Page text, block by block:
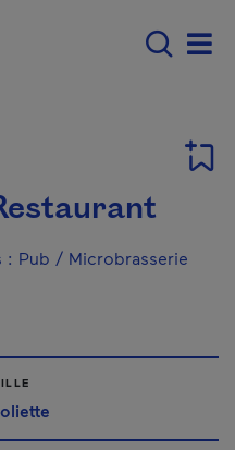
navigation -
: Pub / Microbrasserie